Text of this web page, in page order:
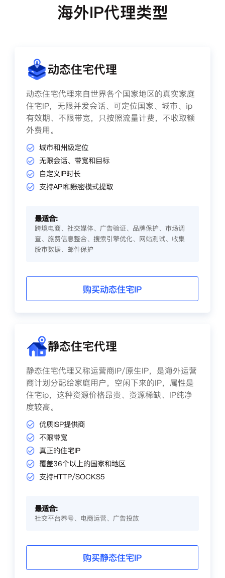
海外IP代理类型
动态住宅代理
动态住宅代理来自世界各个国家地区的真实家庭
住宅IP，无限并发会话、可定位国家、城市、ip
有效期、不限带宽，只按照流量计费，不收取额
外费用。
城市和州级定位
无限会话、带宽和目标
自定义IP时长
支持API和账密模式提取
最适合:
跨境电商、社交媒体、广告验证、品牌保护、市场调
查、旅费信息整合、搜索引擎优化、网站测试、收集
股市数据、邮件保护
购买动态住宅IP
静态住宅代理
静态住宅代理又称运营商IP/原生IP，是海外运营
商计划分配给家庭用户，空闲下来的IP，属性是
住宅ip，这种资源价格昂贵、资源稀缺、IP纯净
度较高。
优质ISP提供商
不限带宽
真正的住宅IP
覆盖36个以上的国家和地区
支持HTTP/SOCKS5
最适合:
社交平台养号、电商运营、广告投放
购买静态住宅IP